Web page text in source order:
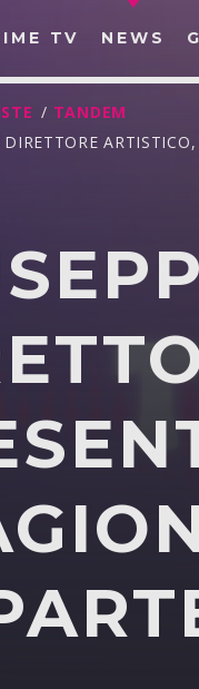
TV NEWS
/ TANDEM
Yoga